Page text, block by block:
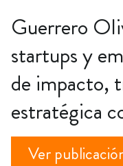
Guerrero
startups y
de impacto,
estratégica
Ver